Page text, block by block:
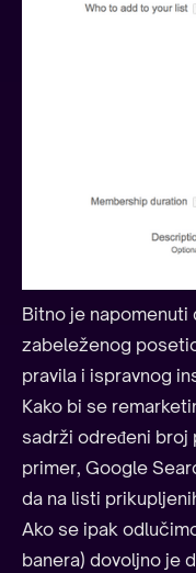
Bitno je
zabeleženog
pravila i ispravnog
Kako bi se
sadrži određeni broj
primer, Google
da na listi
Ako se ipak
banera) dovoljno je